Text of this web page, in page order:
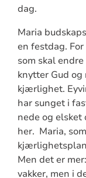
dag.
Maria
en festdag.
som skal
knytter Gud og
kjærlighet.
har sunget i
nede og elsket
her. Maria,
Men det er
vakker, men i